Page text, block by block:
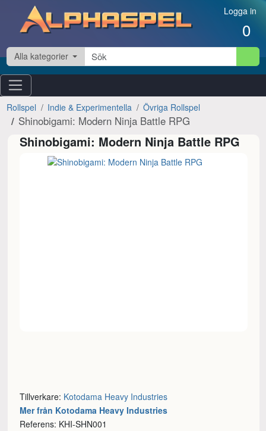
Hoppa till innehåll Logga in
0
Alla kategorier
Rollspel Indie & Experimentella Övriga Rollspel
Shinobigami: Modern Ninja Battle RPG
Shinobigami: Modern Ninja Battle RPG
Tillverkare: Kotodama Heavy Industries
Mer från Kotodama Heavy Industries
Referens: KHI-SHN001